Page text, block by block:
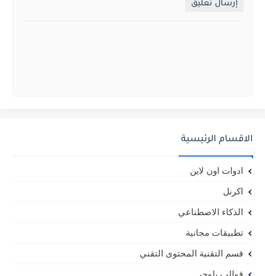
إرسال تعليق
الاقسام الرئيسية
ادوات اون لاين
اكرنل
الذكاء الاصطناعي
تطبيقات مجانية
قسم التقنية المحتوى التقني
قوالب بلوجر